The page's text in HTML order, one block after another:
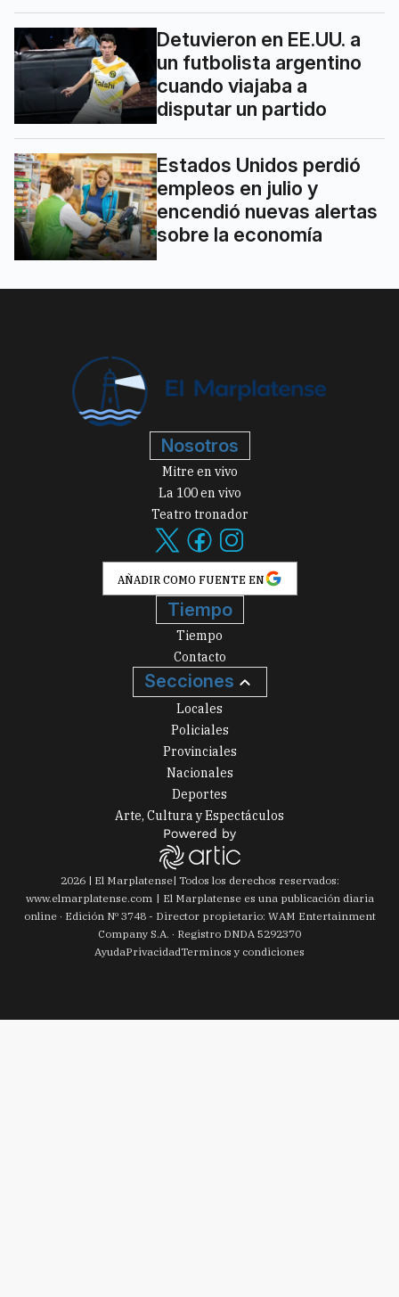
Detuvieron en EE.UU. a
un futbolista argentino
cuando viajaba a
disputar un partido
Estados Unidos perdió
empleos en julio y
encendió nuevas alertas
sobre la economía
Nosotros
Mitre en vivo
La 100 en vivo
Teatro tronador
AÑADIR COMO FUENTE EN
Tiempo
Tiempo
Contacto
Secciones
Locales
Policiales
Provinciales
Nacionales
Deportes
Arte, Cultura y Espectáculos
2026| El Marplatense| Todos los derechos reservados:
www.elmarplatense.com
El Marplatense es una publicación diaria
online · Edición Nº 3748- Director propietario: WAM Entertainment
Company S.A. · Registro DNDA 5292370
AyudaPrivacidadTerminos y condiciones